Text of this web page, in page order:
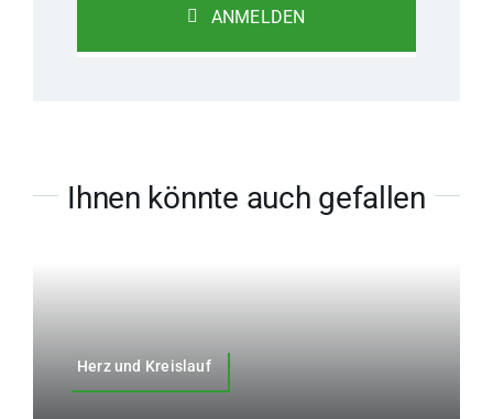
ANMELDEN
Ihnen könnte auch gefallen
Herz und Kreislauf